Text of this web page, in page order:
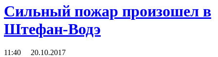
Сильный пожар произошел в
Штефан-Водэ
11:40 20.10.2017